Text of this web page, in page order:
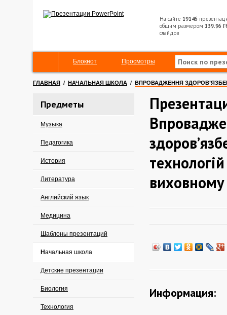
На сайте 19146
общим размером 139.96
слайдов
Блокнот Просмотры
ГЛАВНАЯ / НАЧАЛЬНАЯ ШКОЛА / ВПРОВАДЖЕННЯ
Предметы
Музыка
Педагогика
История
Литература
Английский язык
Медицина
Шаблоны презентаций
Начальная школа
Детские презентации
Биология
Технология
виховному
Информация: